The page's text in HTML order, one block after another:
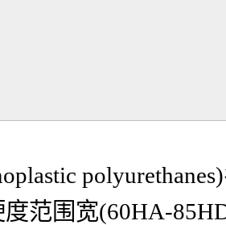
范围宽(60HA-